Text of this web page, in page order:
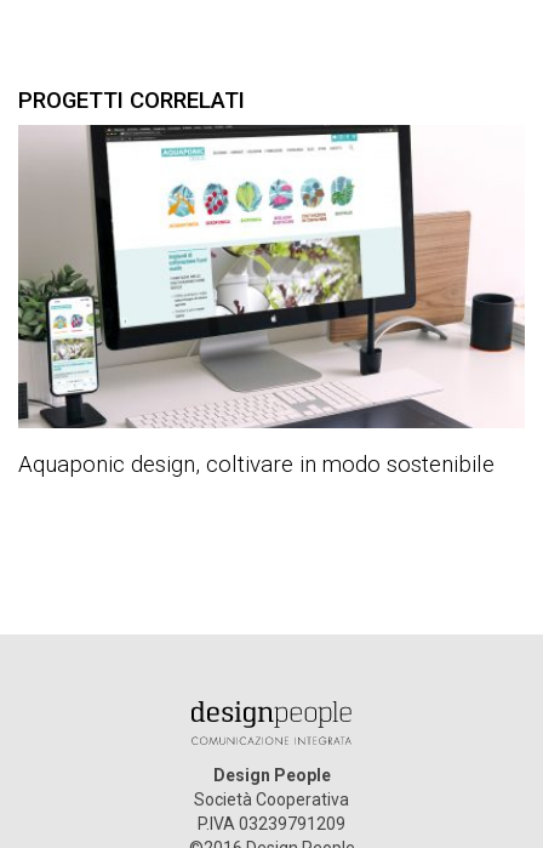
PROGETTI CORRELATI
Aquaponic design, coltivare in modo sostenibile
Design People
Società Cooperativa
P.IVA 03239791209